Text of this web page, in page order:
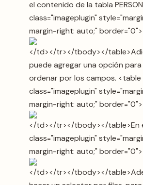
el contenido de la tabla
class="imageplugin"
margin-right: auto;"
</td></tr></tbody></
puede agregar una opción
ordenar por los campos. <table
class="imageplugin"
margin-right: auto;"
</td></tr></tbody></table>En
class="imageplugin"
margin-right: auto;"
</td></tr></tbody></